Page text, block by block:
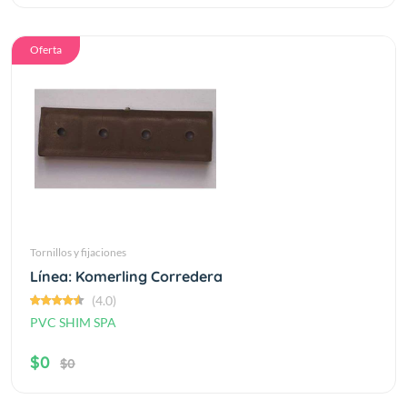
Oferta
Tornillos y fijaciones
Línea: Komerling Corredera
(4.0)
PVC SHIM SPA
$0 $0